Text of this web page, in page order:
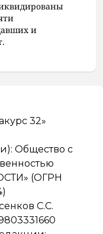
и
32»
Общество с
(ОГРН
С.С.